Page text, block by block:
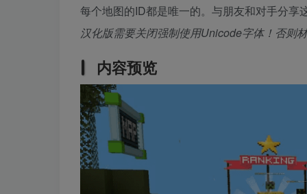
每个地图的ID都是唯一的。与朋友和对手分享
汉化版需要关闭强制使用Unicode字体！否则
内容预览